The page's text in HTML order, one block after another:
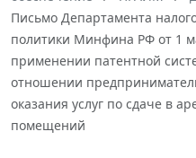
Письмо Департамента
политики Минфина РФ от 1
применении патентной
отношении
оказания услуг по сдаче в
помещений